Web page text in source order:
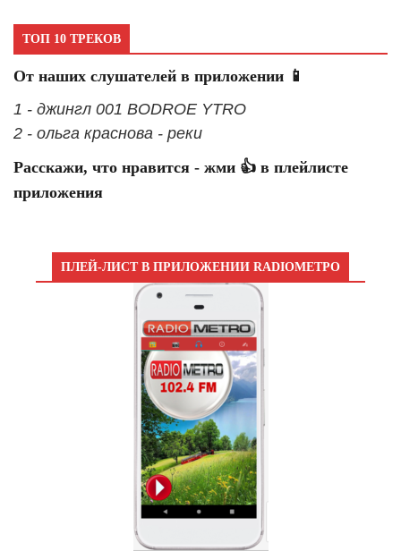
ТОП 10 ТРЕКОВ
От наших слушателей в приложении 📱
1 - джингл 001 BODROE YTRO
2 - ольга краснова - реки
Расскажи, что нравится - жми 👍 в плейлисте
приложения
ПЛЕЙ-ЛИСТ В ПРИЛОЖЕНИИ RADIOМЕТРО